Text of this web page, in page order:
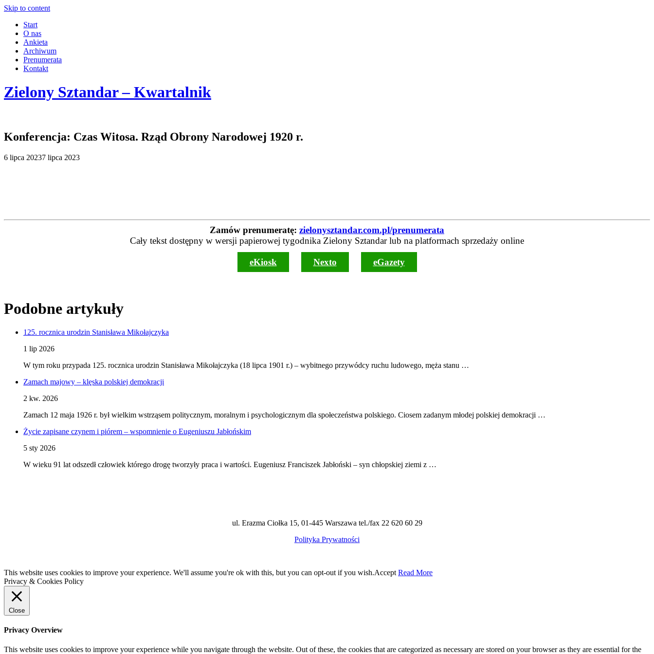
Skip to content
Start
O nas
Ankieta
Archiwum
Prenumerata
Kontakt
Zielony Sztandar – Kwartalnik
Konferencja: Czas Witosa. Rząd Obrony Narodowej 1920 r.
6 lipca 20237 lipca 2023
Zamów prenumeratę: zielonysztandar.com.pl/prenumerata
Cały tekst dostępny w wersji papierowej tygodnika Zielony Sztandar lub na platformach sprzedaży online
eKiosk Nexto eGazety
Podobne artykuły
125. rocznica urodzin Stanisława Mikołajczyka
1 lip 2026
W tym roku przypada 125. rocznica urodzin Stanisława Mikołajczyka (18 lipca 1901 r.) – wybitnego przywódcy ruchu ludowego, męża stanu …
Zamach majowy – klęska polskiej demokracji
2 kw. 2026
Zamach 12 maja 1926 r. był wielkim wstrząsem politycznym, moralnym i psychologicznym dla społeczeństwa polskiego. Ciosem zadanym młodej polskiej demokracji …
Życie zapisane czynem i piórem – wspomnienie o Eugeniuszu Jabłońskim
5 sty 2026
W wieku 91 lat odszedł człowiek którego drogę tworzyły praca i wartości. Eugeniusz Franciszek Jabłoński – syn chłopskiej ziemi z …
ul. Erazma Ciołka 15, 01-445 Warszawa tel./fax 22 620 60 29
Polityka Prywatności
This website uses cookies to improve your experience. We'll assume you're ok with this, but you can opt-out if you wish.Accept Read More
Privacy & Cookies Policy
Close
Privacy Overview
This website uses cookies to improve your experience while you navigate through the website. Out of these, the cookies that are categorized as necessary are stored on your browser as they are essential for the